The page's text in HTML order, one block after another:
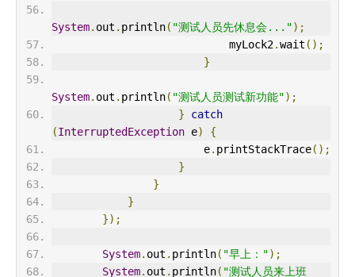
System. out . println( "测试人员先休息会...");
                            myLock2
.wait ();
}
System. out . println( "测试人员测试新功能");
}
catch
(InterruptedException e)
{
                        e
. printStackTrace();
}
}
}
});
System. out . println( "早上：");
System. out . println( "测试人员来上班